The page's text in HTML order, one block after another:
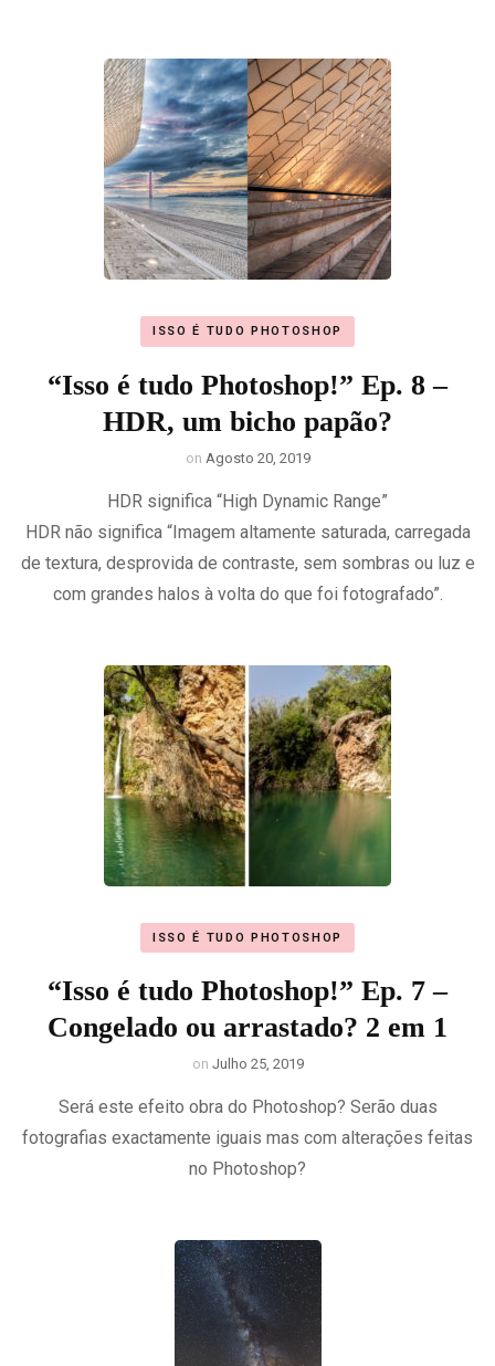
ISSO É TUDO PHOTOSHOP
“Isso é tudo Photoshop!” Ep. 8 –
HDR, um bicho papão?
on Agosto 20, 2019
HDR significa “High Dynamic Range”
HDR não significa “Imagem altamente saturada, carregada
de textura, desprovida de contraste, sem sombras ou luz e
com grandes halos à volta do que foi fotografado”.
ISSO É TUDO PHOTOSHOP
“Isso é tudo Photoshop!” Ep. 7 –
Congelado ou arrastado? 2 em 1
on Julho 25, 2019
Será este efeito obra do Photoshop? Serão duas
fotografias exactamente iguais mas com alterações feitas
no Photoshop?